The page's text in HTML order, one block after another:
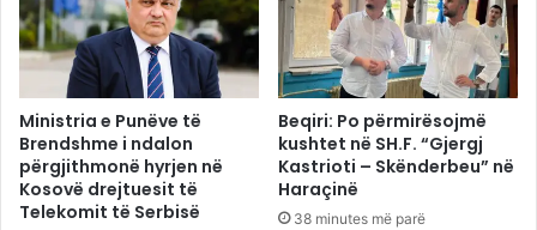
Ministria e Punëve të
Brendshme i ndalon
përgjithmonë hyrjen në
Kosovë drejtuesit të
Telekomit të Serbisë
Beqiri: Po përmirësojmë
kushtet në SH.F. “Gjergj
Kastrioti – Skënderbeu” në
Haraçinë
38 minutes më parë